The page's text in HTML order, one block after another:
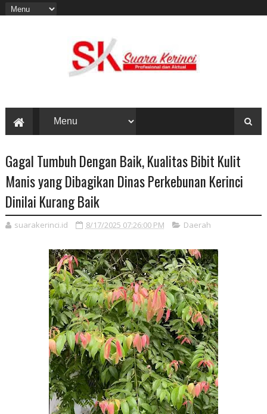
Gagal Tumbuh Dengan Baik, Kualitas Bibit Kulit
Manis yang Dibagikan Dinas Perkebunan Kerinci
Dinilai Kurang Baik
suarakerinci.id 8/17/2025 07:26:00 PM Daerah